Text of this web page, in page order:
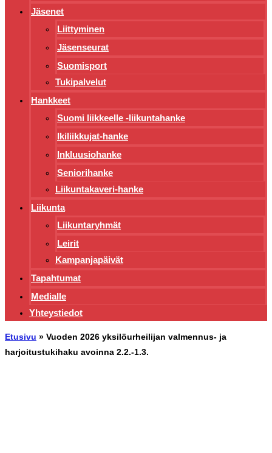
Jäsenet
Liittyminen
Jäsenseurat
Suomisport
Tukipalvelut
Hankkeet
Suomi liikkeelle -liikuntahanke
Ikiliikkujat-hanke
Inkluusiohanke
Seniorihanke
Liikuntakaveri-hanke
Liikunta
Liikuntaryhmät
Leirit
Kampanjapäivät
Tapahtumat
Medialle
Yhteystiedot
Etusivu » Vuoden 2026 yksilöurheilijan valmennus- ja
harjoitustukihaku avoinna 2.2.-1.3.